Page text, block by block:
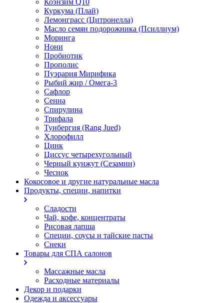
Коэнзим Q10
Куркума (Плай)
Лемонграсс (Цитронелла)
Масло семян подорожника (Псиллиум)
Моринга
Нони
Пробиотик
Прополис
Пуэрария Мирифика
Рыбий жир / Омега-3
Сафлор
Сенна
Спирулина
Трифала
Тунбергия (Rang Jued)
Хлорофилл
Цинк
Циссус четырехугольный
Черный кунжут (Сезамин)
Чеснок
Кокосовое и другие натуральные масла
Продукты, специи, напитки
Сладости
Чай, кофе, концентраты
Рисовая лапша
Специи, соусы и тайские пасты
Снеки
Товары для СПА салонов
Массажные масла
Расходные материалы
Декор и подарки
Одежда и аксессуары